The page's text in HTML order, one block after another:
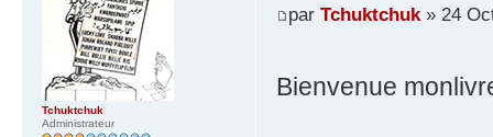
par Tchuktchuk» 24
Bienvenue
Tchuktchuk
Administrateur